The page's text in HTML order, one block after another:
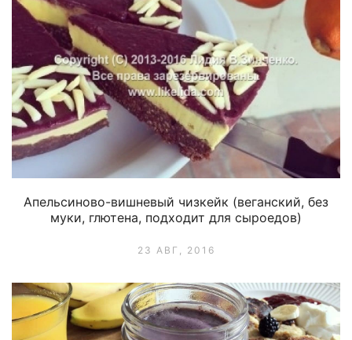
Апельсиново-вишневый чизкейк (веганский, без
муки, глютена, подходит для сыроедов)
23 АВГ, 2016